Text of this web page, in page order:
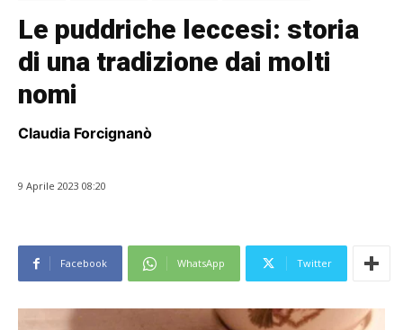
Le puddriche leccesi: storia
di una tradizione dai molti
nomi
Claudia Forcignanò
9 Aprile 2023 08:20
Facebook WhatsApp Twitter